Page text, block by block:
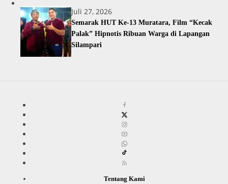
Juli 27, 2026
Semarak HUT Ke-13 Muratara, Film “Kecak
Palak” Hipnotis Ribuan Warga di Lapangan
Silampari
Tentang Kami